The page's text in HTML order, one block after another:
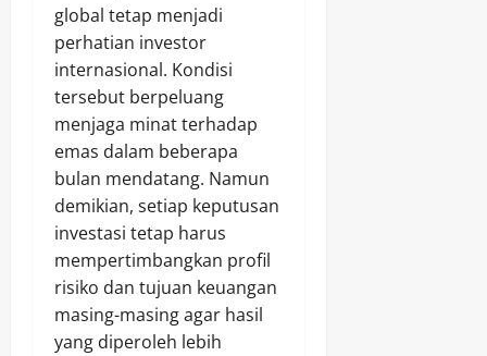
global tetap menjadi
perhatian investor
internasional. Kondisi
tersebut berpeluang
menjaga minat terhadap
emas dalam beberapa
bulan mendatang. Namun
demikian, setiap keputusan
investasi tetap harus
mempertimbangkan profil
risiko dan tujuan keuangan
masing-masing agar hasil
yang diperoleh lebih